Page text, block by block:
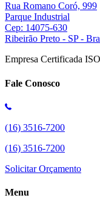
Rua Romano Coró, 999
Parque Industrial
Cep: 14075-630
Ribeirão Preto - SP -
Empresa Certificada
Fale Conosco
(16) 3516-7200
(16) 3516-7200
Solicitar Orçamento
Menu